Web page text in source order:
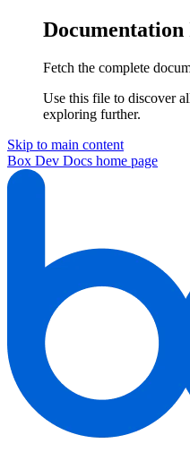
Documentation
Fetch the complete
Use this file to discover
exploring further.
Skip to main content
Box Dev Docs home page